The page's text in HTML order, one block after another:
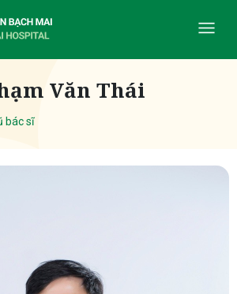
Văn Thái
bác sĩ